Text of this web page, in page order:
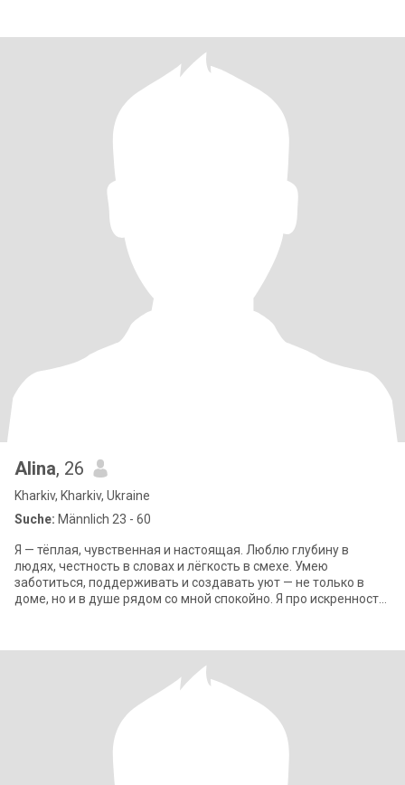
Alina, 26
Kharkiv, Kharkiv, Ukraine
Suche: Männlich 23 - 60
Я — тёплая, чувственная и настоящая. Люблю глубину в
людях, честность в словах и лёгкость в смехе. Умею
заботиться, поддерживать и создавать уют — не только в
доме, но и в душе рядом со мной спокойно. Я про искренность,